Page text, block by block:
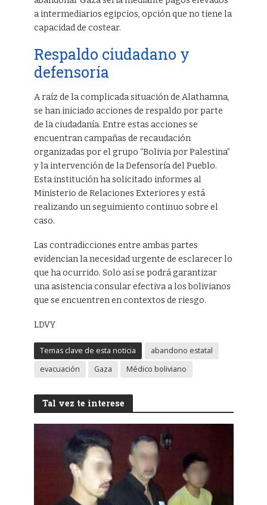
a intermediarios egipcios, opción que no tiene la
capacidad de costear.
Respaldo ciudadano y
defensoría
A raíz de la complicada situación de Alathamna,
se han iniciado acciones de respaldo por parte
de la ciudadanía. Entre estas acciones se
encuentran campañas de recaudación
organizadas por el grupo “Bolivia por Palestina”
y la intervención de la Defensoría del Pueblo.
Esta institución ha solicitado informes al
Ministerio de Relaciones Exteriores y está
realizando un seguimiento continuo sobre el
caso.
Las contradicciones entre ambas partes
evidencian la necesidad urgente de esclarecer lo
que ha ocurrido. Solo así se podrá garantizar
una asistencia consular efectiva a los bolivianos
que se encuentren en contextos de riesgo.
LDVY
Temas clave de esta noticia
abandono estatal
evacuación
Gaza Médico boliviano
Tal vez te interese